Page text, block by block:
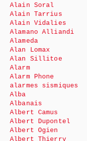
Alain Soral
Alain Tarrius
Alain Vidalies
Alamano Alliandi
Alameda
Alan Lomax
Alan Sillitoe
Alarm
Alarm Phone
alarmes sismiques
Alba
Albanais
Albert Camus
Albert Dupontel
Albert Ogien
Albert Thierry